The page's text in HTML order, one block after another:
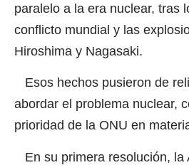
paralelo a la era nuclear, tras
conflicto mundial y las
Hiroshima y Nagasaki.
Esos hechos pusieron de
abordar el problema nuclear,
prioridad de la ONU en
En su primera resolución, la